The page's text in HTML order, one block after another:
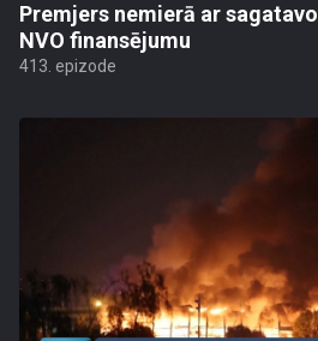
Premjers nemierā ar
NVO finansējumu
413. epizode